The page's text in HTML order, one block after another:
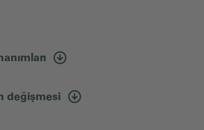
değişmesi